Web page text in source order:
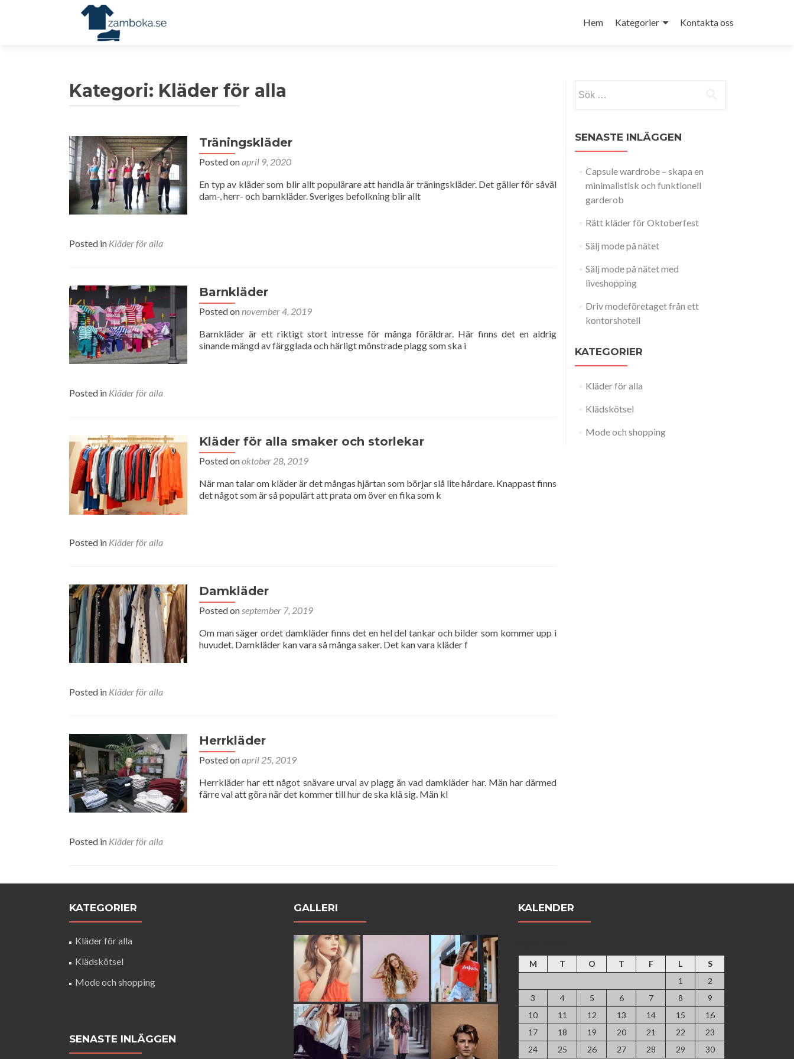
to
Hem Kategorier Kontakta oss
Kategori: Kläder för alla
Träningskläder
Posted onapril 9, 2020
En typ av kläder som blir allt populärare att handla är träningskläder. Det gäller för såväl
dam-, herr- och barnkläder. Sveriges befolkning blir allt
Posted in Kläder för alla
Barnkläder
Posted onnovember 4, 2019
Barnkläder är ett riktigt stort intresse för många föräldrar. Här finns det en aldrig
sinande mängd av färgglada och härligt mönstrade plagg som ska i
Posted in Kläder för alla
Kläder för alla smaker och storlekar
Posted onoktober 28, 2019
När man talar om kläder är det mångas hjärtan som börjar slå lite hårdare. Knappast finns
det något som är så populärt att prata om över en fika som k
Posted in Kläder för alla
Damkläder
Posted onseptember 7, 2019
Om man säger ordet damkläder finns det en hel del tankar och bilder som kommer upp i
huvudet. Damkläder kan vara så många saker. Det kan vara kläder f
Posted in Kläder för alla
Herrkläder
Posted onapril 25, 2019
Herrkläder har ett något snävare urval av plagg än vad damkläder har. Män har därmed
färre val att göra när det kommer till hur de ska klä sig. Män kl
Posted in Kläder för alla
efter:
SENASTE INLÄGGEN
Capsule wardrobe – skapa en
minimalistisk och funktionell
garderob
Rätt kläder för Oktoberfest
Sälj mode på nätet
Sälj mode på nätet med
liveshopping
Driv modeföretaget från ett
kontorshotell
KATEGORIER
Kläder för alla
Klädskötsel
Mode och shopping
KATEGORIER
Kläder för alla
Klädskötsel
Mode och shopping
SENASTE INLÄGGEN
GALLERI KALENDER
M T O T F L
S
1
2
3
4 5 6 7 8
9
10
11 12 13 14 15
16
17
18 19 20 21 22
23
24
25 26 27 28 29 30